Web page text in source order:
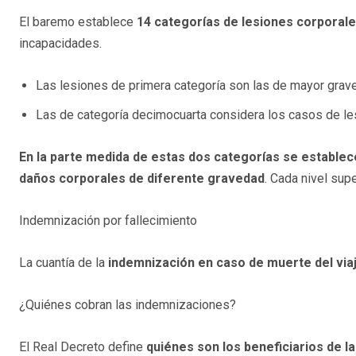
El baremo establece 14 categorías de lesiones
incapacidades.
Las lesiones de primera categoría son las de mayor
Las de categoría decimocuarta considera los casos de
En la parte medida de estas dos categorías se
daños corporales de diferente gravedad. Cada nivel
Indemnización por fallecimiento
La cuantía de la indemnización en caso de muerte del
¿Quiénes cobran las indemnizaciones?
El Real Decreto define quiénes son los beneficiarios de